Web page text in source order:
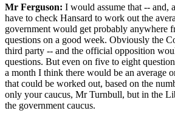
Mr Ferguson: I would assume that -- and,
have to check Hansard to work out the
government would get probably anywhere
questions on a good week. Obviously the
third party -- and the official opposition
questions. But even on five to eight
a month I think there would be an average
that could be worked out, based on the
only your caucus, Mr Turnbull, but in the
the government caucus.